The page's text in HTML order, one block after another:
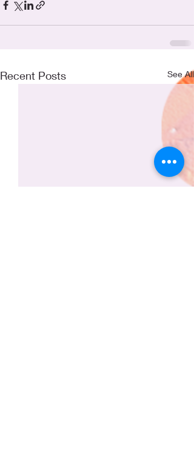
Recent Posts See All